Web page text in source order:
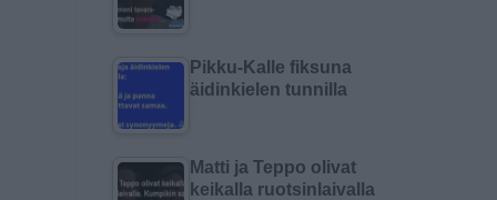
Pikku-Kalle fiksuna
äidinkielen tunnilla
Matti ja Teppo olivat
keikalla ruotsinlaivalla